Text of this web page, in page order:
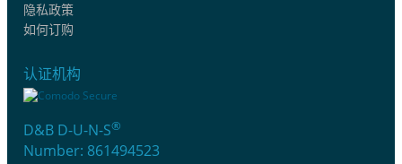
隐私政策
如何订购
认证机构
D&B D-U-N-S®
Number: 861494523